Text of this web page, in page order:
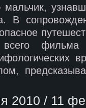
В
фильма
2010 / 11